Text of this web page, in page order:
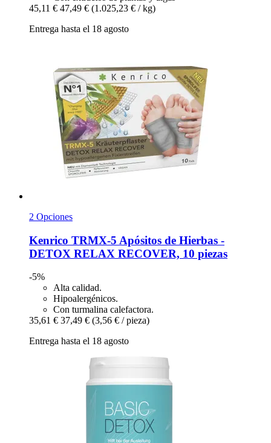
45,11 € 47,49 € (1.025,23 € / kg)
Entrega hasta el 18 agosto
2 Opciones
Kenrico TRMX-​5 Apósitos de Hierbas -​
DETOX RELAX RECOVER, 10 piezas
-5%
Alta calidad.
Hipoalergénicos.
Con turmalina calefactora.
35,61 € 37,49 € (3,56 € / pieza)
Entrega hasta el 18 agosto